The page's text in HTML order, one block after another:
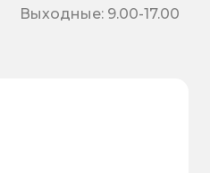
Выходные: 9.00-17.00